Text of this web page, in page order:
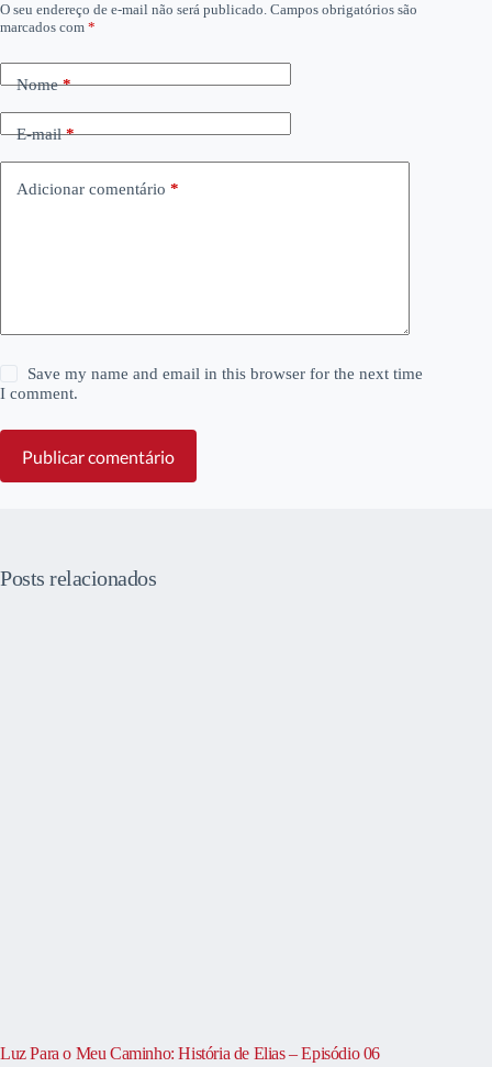
O seu endereço de e-mail não será publicado. Campos obrigatórios são
marcados com *
Nome*
E-mail*
Adicionar comentário *
Save my name and email in this browser for the next time
I comment.
Publicar comentário
Posts relacionados
Luz Para o Meu Caminho: História de Elias – Episódio 06